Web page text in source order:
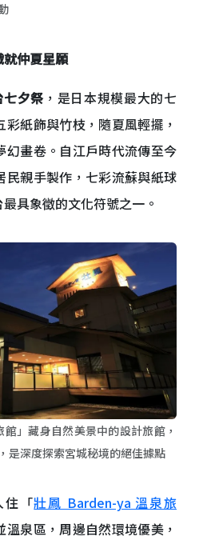
仲夏星願
七夕祭 ，是日本規模最大的七
紙飾與竹枝，隨夏風輕擺，
幻畫卷。自江戶時代流傳至今
民親手製作，七彩流蘇與紙球
具象徵的文化符號之一。
」藏身自然美景中的設計旅館，
是深度探索宮城秘境的絕佳據點
住「壯鳳 Barden-ya 溫泉旅
泉區，周邊自然環境優美，